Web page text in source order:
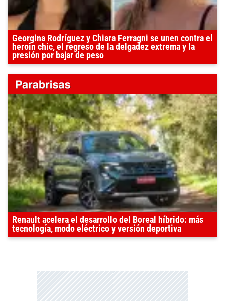
Georgina Rodríguez y Chiara Ferragni se unen contra el
heroin chic, el regreso de la delgadez extrema y la
presión por bajar de peso
Renault acelera el desarrollo del Boreal híbrido: más
tecnología, modo eléctrico y versión deportiva